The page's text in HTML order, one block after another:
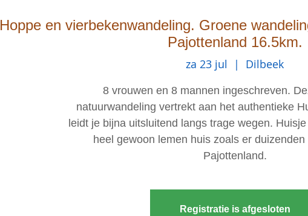
Hoppe en vierbekenwandeling. Groene
Pajottenland 16.5km.
za 23 jul
  |
Dilbeek
8 vrouwen en 8 mannen ingeschreven.
natuurwandeling vertrekt aan het authentieke
leidt je bijna uitsluitend langs trage wegen.
heel gewoon lemen huis zoals er
Pajottenland.
Registratie is afgesloten